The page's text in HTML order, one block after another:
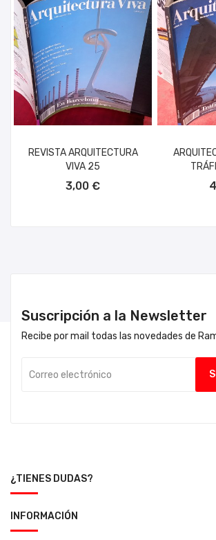
REVISTA ARQUITECTURA
VIVA 25
3,00 €
Suscripción a la Newsletter
Recibe por mail todas las novedades de
¿TIENES DUDAS?
INFORMACIÓN